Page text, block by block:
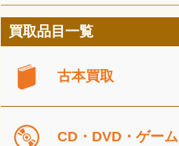
買取品目一覧
古本買取
CD・DVD・ゲーム